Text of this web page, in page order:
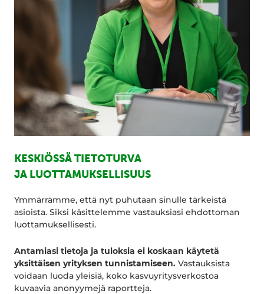
KESKIÖSSÄ TIETOTURVA
JA LUOTTAMUKSELLISUUS
Ymmärrämme, että nyt puhutaan sinulle tärkeistä
asioista. Siksi käsittelemme vastauksiasi ehdottoman
luottamuksellisesti.
Antamiasi tietoja ja tuloksia ei koskaan käytetä
yksittäisen yrityksen tunnistamiseen. Vastauksista
voidaan luoda yleisiä, koko kasvuyritysverkostoa
kuvaavia anonyymejä raportteja.